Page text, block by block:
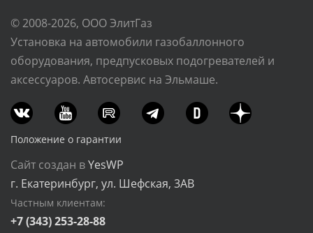
© 2008-2026, ООО ЭлитГаз
Установка на автомобили газобаллонного
оборудования, предпусковых подогревателей и
аксессуаров. Автосервис на Эльмаше.
Положение о гарантии
Сайт создан вYesWP
г. Екатеринбург, ул. Шефская, 3АВ
Частным клиентам:
+7 (343) 253-28-88